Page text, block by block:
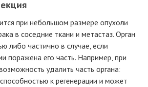
при небольшом размере опухоли
в соседние ткани и метастаз. Орган
либо частично в случае, если
поражена его часть. Например, при
удалить часть органа:
к регенерации и может